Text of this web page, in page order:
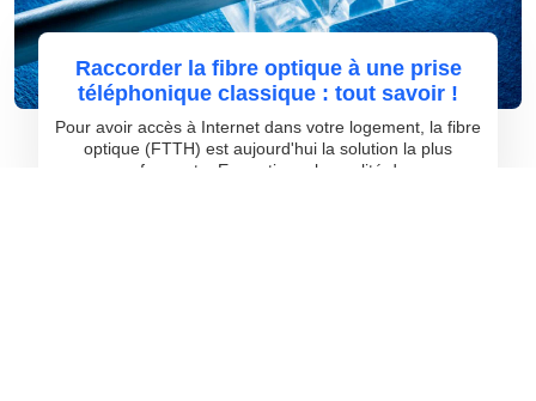
Raccorder la fibre optique à une prise
téléphonique classique : tout savoir !
Pour avoir accès à Internet dans votre logement, la fibre
optique (FTTH) est aujourd'hui la solution la plus
performante. En pratique, la qualité de...